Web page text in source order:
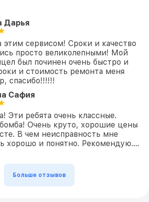
Дарья
этим сервисом! Сроки и качество
просто великолепными! Мой
был починен очень быстро и
и стоимость ремонта меня
спасибо!!!!!!
Сафия
Эти ребята очень классные.
Очень круто, хорошие цены
В чем неисправность мне
хорошо и понятно. Рекомендую….
Больше отзывов